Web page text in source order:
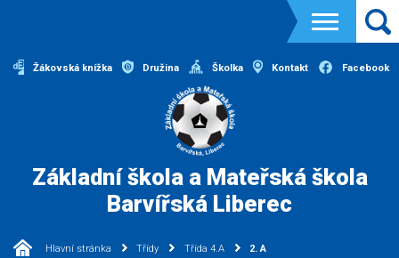
Žákovská knížka Družina Školka Kontakt Facebook
Základní škola a Mateřská škola
Barvířská Liberec
Hlavní stránka Třídy Třída 4.A 2. A